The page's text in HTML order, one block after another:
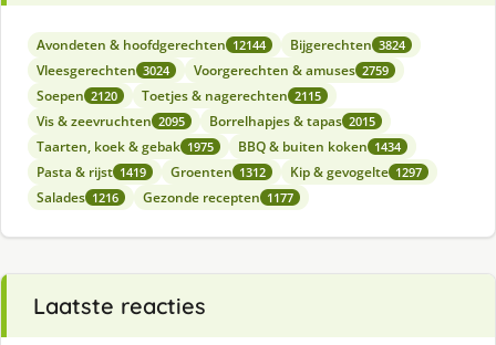
Avondeten & hoofdgerechten 12144 Bijgerechten 3824
Vleesgerechten 3024 Voorgerechten & amuses 2759
Soepen 2120 Toetjes & nagerechten 2115
Vis & zeevruchten 2095 Borrelhapjes & tapas 2015
Taarten, koek & gebak 1975 BBQ & buiten koken 1434
Pasta & rijst 1419 Groenten 1312 Kip & gevogelte 1297
Salades 1216 Gezonde recepten 1177
Laatste reacties